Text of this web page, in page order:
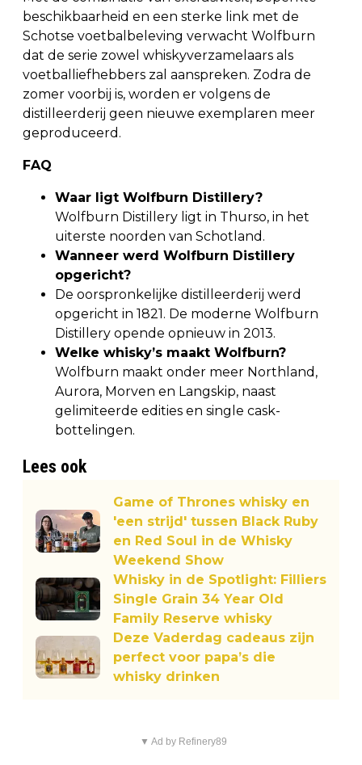
beschikbaarheid en een sterke link met de
Schotse voetbalbeleving verwacht Wolfburn
dat de serie zowel whiskyverzamelaars als
voetballiefhebbers zal aanspreken. Zodra de
zomer voorbij is, worden er volgens de
distilleerderij geen nieuwe exemplaren meer
geproduceerd.
FAQ
Waar ligt Wolfburn Distillery?
Wolfburn Distillery ligt in Thurso, in het
uiterste noorden van Schotland.
Wanneer werd Wolfburn Distillery
opgericht?
De oorspronkelijke distilleerderij werd
opgericht in 1821. De moderne Wolfburn
Distillery opende opnieuw in 2013.
Welke whisky’s maakt Wolfburn?
Wolfburn maakt onder meer Northland,
Aurora, Morven en Langskip, naast
gelimiteerde edities en single cask-
bottelingen.
Lees ook
Game of Thrones whisky en
'een strijd' tussen Black Ruby
en Red Soul in de Whisky
Weekend Show
Whisky in de Spotlight: Filliers
Single Grain 34 Year Old
Family Reserve whisky
Deze Vaderdag cadeaus zijn
perfect voor papa’s die
whisky drinken
▼ Ad by Refinery89